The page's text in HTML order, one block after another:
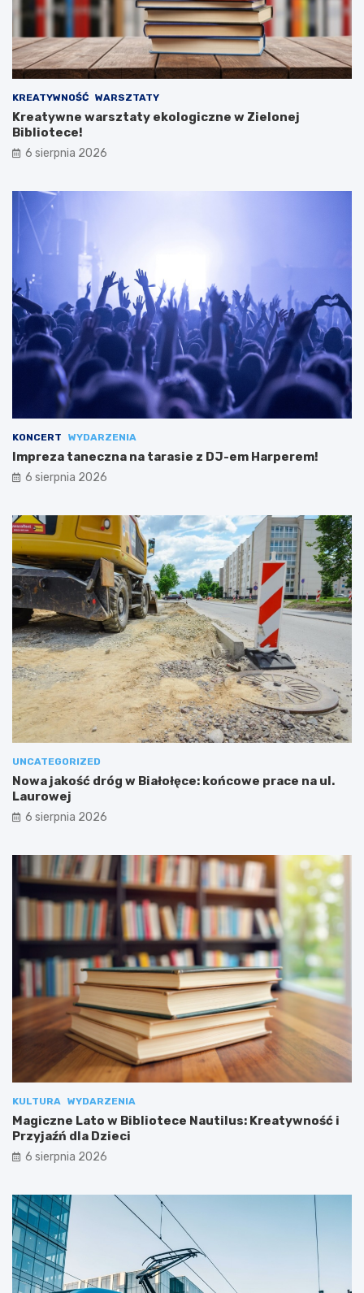
KREATYWNOŚĆ WARSZTATY
Kreatywne warsztaty ekologiczne w Zielonej
Bibliotece!
6 sierpnia 2026
KONCERT WYDARZENIA
Impreza taneczna na tarasie z DJ-em Harperem!
6 sierpnia 2026
UNCATEGORIZED
Nowa jakość dróg w Białołęce: końcowe prace na ul.
Laurowej
6 sierpnia 2026
KULTURA WYDARZENIA
Magiczne Lato w Bibliotece Nautilus: Kreatywność i
Przyjaźń dla Dzieci
6 sierpnia 2026